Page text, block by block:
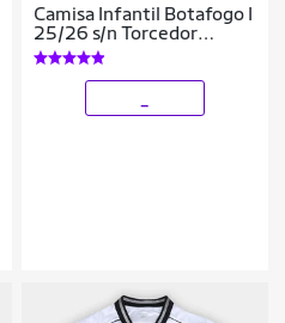
Camisa Infantil Botafogo I
25/26 s/n Torcedor
Reebok